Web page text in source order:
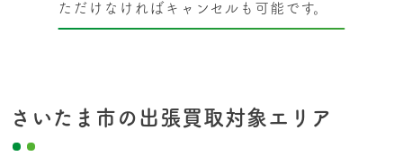
ただけなければキャンセルも可能です。
さいたま市の出張買取対象エリア